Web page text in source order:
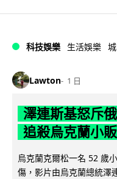
科技娛樂 生活娛樂
Lawton 1 日
澤連斯基怒斥
追殺烏克蘭小
烏克蘭克爾松一名 52 歲
傷，影片由烏克蘭總統澤